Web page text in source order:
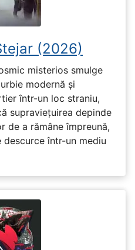
(2026)
misterios smulge
modernă și
într-un loc straniu,
supraviețuirea depinde
de a rămâne împreună,
într-un mediu